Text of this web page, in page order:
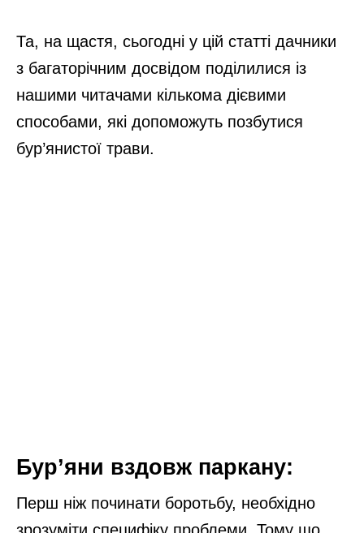
Та, на щастя, сьогодні у цій статті дачники
з багаторічним досвідом поділилися із
нашими читачами кількома дієвими
способами, які допоможуть позбутися
бур’янистої трави.
Бур’яни вздовж паркану:
Перш ніж починати боротьбу, необхідно